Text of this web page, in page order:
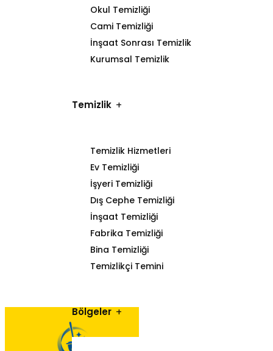
Okul Temizliği
Cami Temizliği
İnşaat Sonrası Temizlik
Kurumsal Temizlik
Temizlik
Temizlik Hizmetleri
Ev Temizliği
İşyeri Temizliği
Dış Cephe Temizliği
İnşaat Temizliği
Fabrika Temizliği
Bina Temizliği
Temizlikçi Temini
Bölgeler